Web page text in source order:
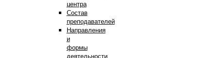
центра
Состав
преподавателей
Направления
и
формы
деятельности